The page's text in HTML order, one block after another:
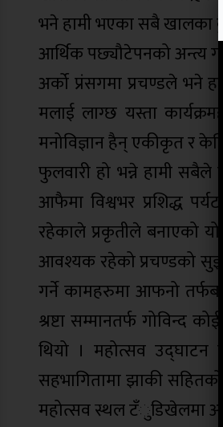
भने हामी भएका सबै खालका
आर्थिक पछ्यौटेपनको अन्त्य
अर्को प्रंसगमा प्रचण्डले भने
मलाई लाग्छ यस्ता
मनोविज्ञान हैन् एकीकृत र
फुलवारी हो भन्ने हामी
आफैमा विश्वभर प्रशिद्ध
रहेकाले प्रकृतीले बनाएको
आवश्यक रहेको प्रचण्डको
गर्ने कामहरुमा आफनो
श्रष्टा सम्मानतर्फ गोविन्द
थियो । महोत्सव उद्घाटन
सहभागितामा झाकी सहितको
महोत्सव स्थल टँुडिखेलमा